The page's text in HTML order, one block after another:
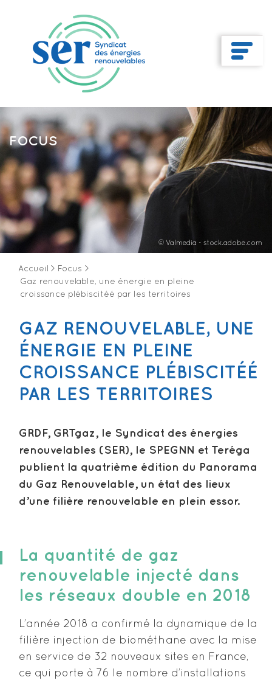
FOCUS
© Valmedia - stock.adobe.com
Accueil > Focus >
Gaz renouvelable, une énergie en pleine
croissance plébiscitéé par les territoires
GAZ RENOUVELABLE, UNE
ÉNERGIE EN PLEINE
CROISSANCE PLÉBISCITÉÉ
PAR LES TERRITOIRES
GRDF, GRTgaz, le Syndicat des énergies
renouvelables (SER), le SPEGNN et Teréga
publient la quatrième édition du Panorama
du Gaz Renouvelable, un état des lieux
d’une filière renouvelable en plein essor.
La quantité de gaz
renouvelable injecté dans
les réseaux double en 2018
L’année 2018 a confirmé la dynamique de la
filière injection de biométhane avec la mise
en service de 32 nouveaux sites en France,
ce qui porte à 76 le nombre d’installations